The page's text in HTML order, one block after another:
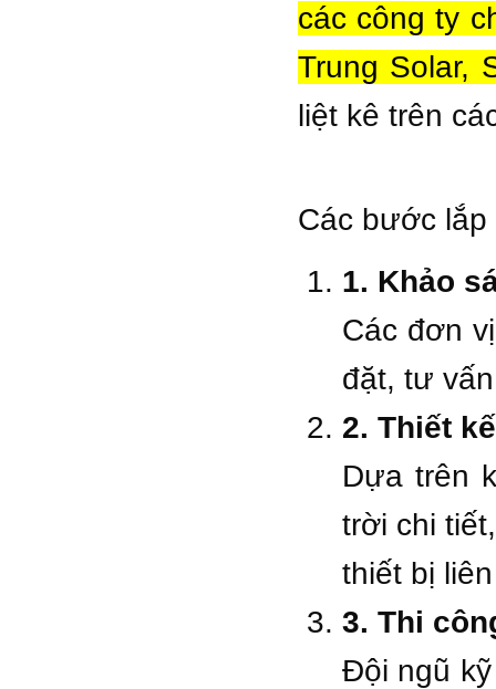
các công ty
Trung Solar,
liệt kê trên
Các bước
1. Khảo
Các đơn
đặt, tư
2. Thiết
Dựa trên
trời chi
thiết bị
3. Thi
Đội ngũ